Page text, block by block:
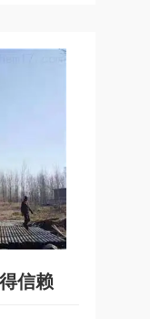
信赖